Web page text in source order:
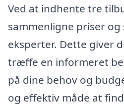
Ved at indhente tre
sammenligne priser og
eksperter. Dette giver
træffe en informeret
på dine behov og
og effektiv måde at